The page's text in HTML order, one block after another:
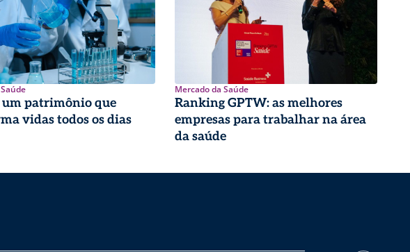
um patrimônio que
vidas todos os dias
Mercado da Saúde
Ranking GPTW: as melhores
empresas para trabalhar na área
da saúde